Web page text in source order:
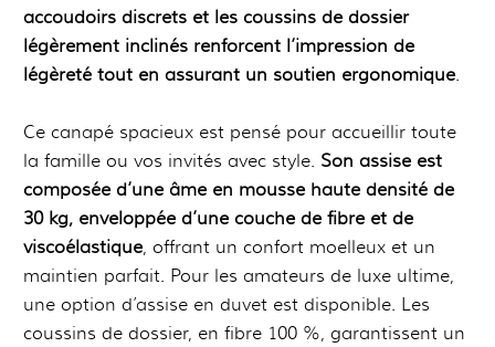
accoudoirs discrets et les coussins de dossier
légèrement inclinés renforcent l’impression de
légèreté tout en assurant un soutien ergonomique.
Ce canapé spacieux est pensé pour accueillir toute
la famille ou vos invités avec style. Son assise est
composée d’une âme en mousse haute densité de
30 kg, enveloppée d’une couche de fibre et de
viscoélastique, offrant un confort moelleux et un
maintien parfait. Pour les amateurs de luxe ultime,
une option d’assise en duvet est disponible. Les
coussins de dossier, en fibre 100 %, garantissent un